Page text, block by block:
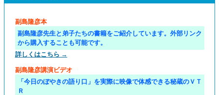
副島隆彦本
副島隆彦先生と弟子たちの書籍をご紹介しています。外部リンク
から購入することも可能です。
詳しくはこちら →
副島隆彦講演ビデオ
「今日のぼやきの語り口」を実際に映像で体感できる秘蔵のＶＴ
Ｒ